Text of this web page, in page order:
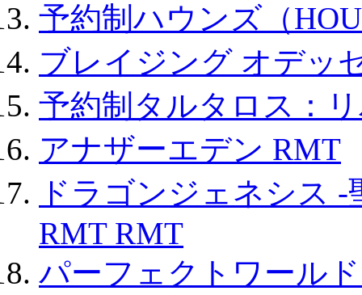
予約制ハウンズ（
ブレイジング オデッ
予約制タルタロス：
アナザーエデン RMT
ドラゴンジェネシス
RMT RMT
パーフェクトワール